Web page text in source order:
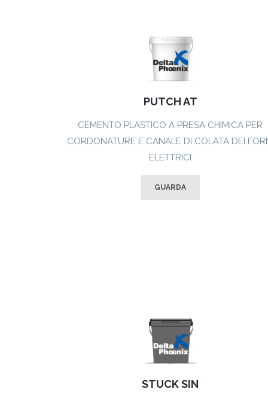
PUTCH AT
CEMENTO PLASTICO A PRESA CHIMICA PER
CORDONATURE E CANALE DI COLATA DEI
ELETTRICI
GUARDA
STUCK SIN